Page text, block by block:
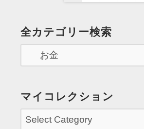
用
対
る”
の
ペ
送
り
全カテゴリー検索
マイコレクション